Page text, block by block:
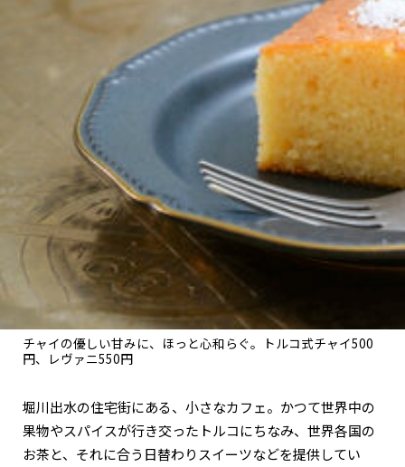
関西で開催。
おすすめの展覧会
おすすめの映画
誠光社で選びました。
おすすめの本
紹介します。
おすすめのイベント
チャイの優しい甘みに、ほっと心和らぐ。トルコ式チャイ500
円、レヴァニ550円
堀川出水の住宅街にある、小さなカフェ。かつて世界中の
果物やスパイスが行き交ったトルコにちなみ、世界各国の
お茶と、それに合う日替わりスイーツなどを提供してい